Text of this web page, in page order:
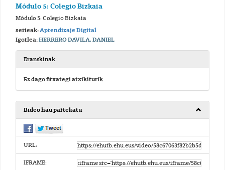
Módulo 5: Colegio Bizkaia
Módulo 5: Colegio Bizkaia
serieak:Aprendizaje Digital
Igorlea:HERRERO DAVILA, DANIEL
Eranskinak
Ez dago fitxategi atxikiturik
Bideo hau partekatu
URL:
IFRAME: